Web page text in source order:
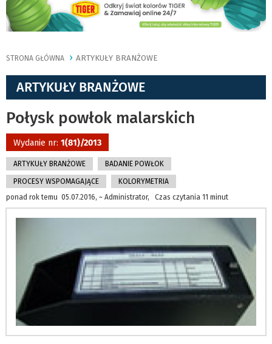
STRONA GŁÓWNA ARTYKUŁY BRANŻOWE
ARTYKUŁY BRANŻOWE
Połysk powłok malarskich
Wydanie nr: 1(81)/2013
ARTYKUŁY BRANŻOWE BADANIE POWŁOK
PROCESY WSPOMAGAJĄCE
KOLORYMETRIA
ponad rok temu 05.07.2016, ~ Administrator, Czas czytania 11 minut